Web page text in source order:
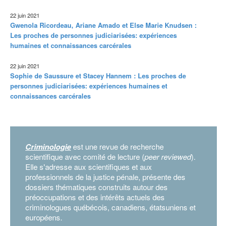
22 juin 2021
Gwenola Ricordeau, Ariane Amado et Else Marie Knudsen :
Les proches de personnes judiciarisées: expériences
humaines et connaissances carcérales
22 juin 2021
Sophie de Saussure et Stacey Hannem : Les proches de
personnes judiciarisées: expériences humaines et
connaissances carcérales
Criminologieest une revue de recherche
scientifique avec comité de lecture (peer reviewed).
Elle s'adresse aux scientifiques et aux
professionnels de la justice pénale, présente des
dossiers thématiques construits autour des
préoccupations et des intérêts actuels des
criminologues québécois, canadiens, étatsuniens et
européens.